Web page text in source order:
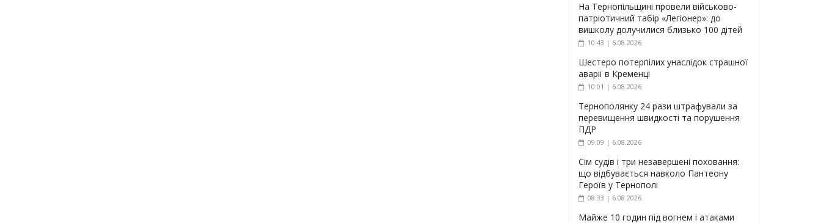
На Тернопільщині провели військово-
патріотичний табір «Легіонер»: до
вишколу долучилися близько 100 дітей
10:43 | 6.08.2026
Шестеро потерпілих унаслідок страшної
аварії в Кременці
10:01 | 6.08.2026
Тернополянку 24 рази штрафували за
перевищення швидкості та порушення
ПДР
09:09 | 6.08.2026
Сім судів і три незавершені поховання:
що відбувається навколо Пантеону
Героїв у Тернополі
08:33 | 6.08.2026
Майже 10 годин під вогнем і атаками